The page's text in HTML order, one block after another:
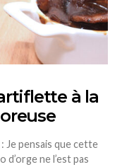
à la
Je pensais que cette
ne l’est pas